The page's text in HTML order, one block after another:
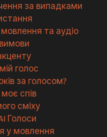
за випадками
та аудіо
голос
за голосом?
моє спів
сміху
Голоси
у мовлення